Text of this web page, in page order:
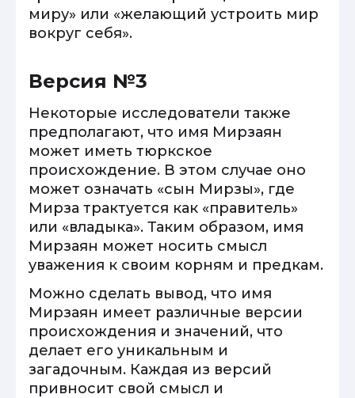
миру» или «желающий устроить мир
вокруг себя».
Версия №3
Некоторые исследователи также
предполагают, что имя Мирзаян
может иметь тюркское
происхождение. В этом случае оно
может означать «сын Мирзы», где
Мирза трактуется как «правитель»
или «владыка». Таким образом, имя
Мирзаян может носить смысл
уважения к своим корням и предкам.
Можно сделать вывод, что имя
Мирзаян имеет различные версии
происхождения и значений, что
делает его уникальным и
загадочным. Каждая из версий
привносит свой смысл и